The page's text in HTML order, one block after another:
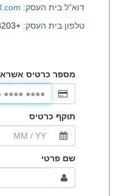
דוא"ל בית העסק:
טלפון בית העסק: +972504883203